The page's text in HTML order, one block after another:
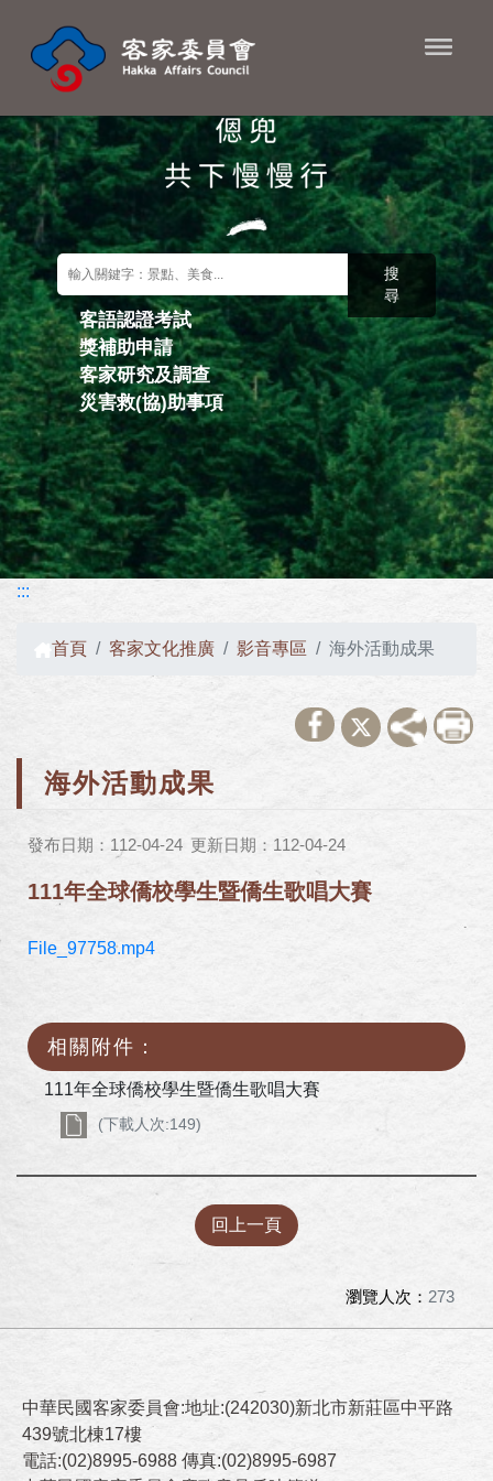
關鍵字搜尋
客語認證考試
獎補助申請
客家研究及調查
災害救(協)助事項
搜
尋
:::
首頁 客家文化推廣 影音專區 海外活動成果
海外活動成果
發布日期：112-04-24 更新日期：112-04-24
111年全球僑校學生暨僑生歌唱大賽
File_97758.mp4
相關附件：
111年全球僑校學生暨僑生歌唱大賽
(下載人次:149)
回上一頁
瀏覽人次： 273
中華民國客家委員會:地址:(242030)新北市新莊區中平路
439號北棟17樓
電話:(02)8995-6988 傳真:(02)8995-6987